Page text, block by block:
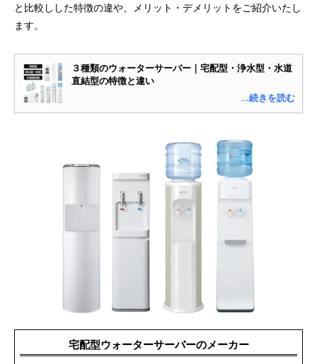
と比較しした特徴の違や、メリット・デメリットをご紹介いたし
ます。
３種類のウォーターサーバー｜宅配型・浄水型・水道
直結型の特徴と違い
…続きを読む
宅配型ウォーターサーバーのメーカー